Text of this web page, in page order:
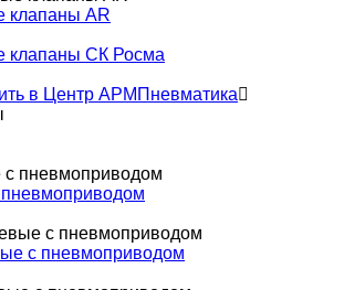
клапаны AR
клапаны СК Росма
Пневматика
с пневмоприводом